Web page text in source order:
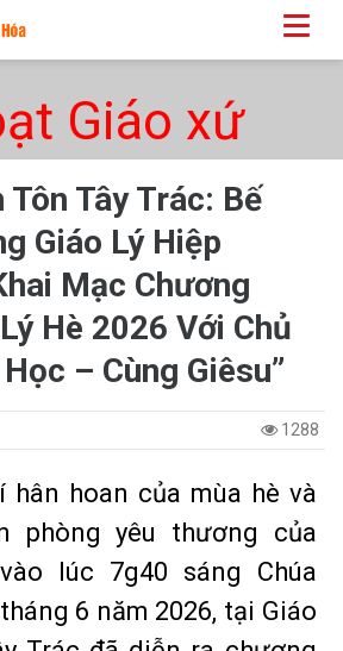
Giáo xứ
Tôn Tây Trác: Bế
Giáo Lý Hiệp
Mạc Chương
Hè 2026 Với Chủ
– Cùng Giêsu”
1288
hân hoan của mùa hè và
phòng yêu thương của
lúc 7g40 sáng Chúa
6 năm 2026, tại Giáo